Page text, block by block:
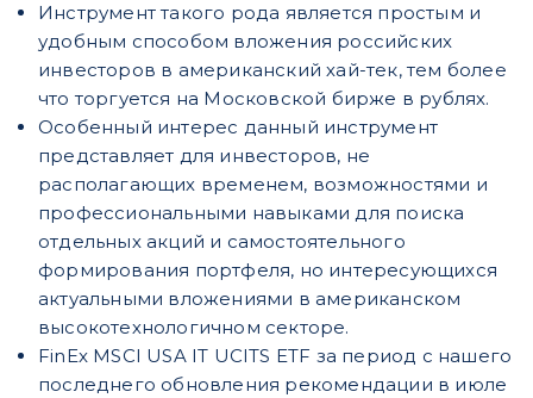
Инструмент такого рода является простым и
удобным способом вложения российских
инвесторов в американский хай-тек, тем более
что торгуется на Московской бирже в рублях.
Особенный интерес данный инструмент
представляет для инвесторов, не
располагающих временем, возможностями и
профессиональными навыками для поиска
отдельных акций и самостоятельного
формирования портфеля, но интересующихся
актуальными вложениями в американском
высокотехнологичном секторе.
FinEx MSCI USA IT UCITS ETF за период с нашего
последнего обновления рекомендации в июле